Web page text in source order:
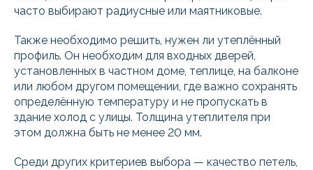
часто выбирают радиусные или маятниковые.
Также необходимо решить, нужен ли утеплённый
профиль. Он необходим для входных дверей,
установленных в частном доме, теплице, на балконе
или любом другом помещении, где важно сохранять
определённую температуру и не пропускать в
здание холод с улицы. Толщина утеплителя при
этом должна быть не менее 20 мм.
Среди других критериев выбора — качество петель,